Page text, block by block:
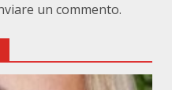
un commento.